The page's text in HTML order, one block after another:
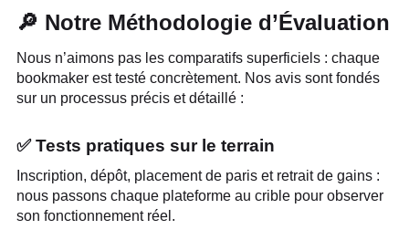
🔎 Notre Méthodologie d’Évaluation
Nous n’aimons pas les comparatifs superficiels : chaque
bookmaker est testé concrètement. Nos avis sont fondés
sur un processus précis et détaillé :
✅ Tests pratiques sur le terrain
Inscription, dépôt, placement de paris et retrait de gains :
nous passons chaque plateforme au crible pour observer
son fonctionnement réel.